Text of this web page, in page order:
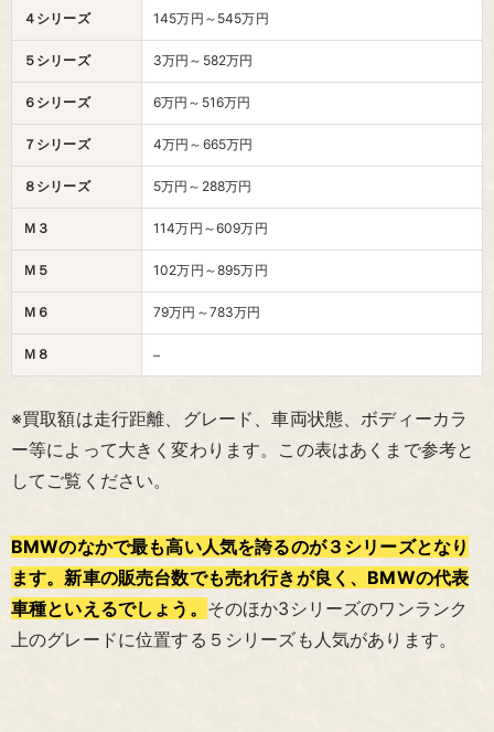
４シリーズ 145万円～545万円
５シリーズ 3万円～582万円
６シリーズ 6万円～516万円
７シリーズ 4万円～665万円
８シリーズ 5万円～288万円
Ｍ３ 114万円～609万円
Ｍ５ 102万円～895万円
Ｍ６ 79万円～783万円
Ｍ８ –
※買取額は走行距離、グレード、車両状態、ボディーカラ
ー等によって大きく変わります。この表はあくまで参考と
してご覧ください。
BMWのなかで最も高い人気を誇るのが３シリーズとなり
ます。新車の販売台数でも売れ行きが良く、BMWの代表
車種といえるでしょう。 そのほか3シリーズのワンランク
上のグレードに位置する５シリーズも人気があります。